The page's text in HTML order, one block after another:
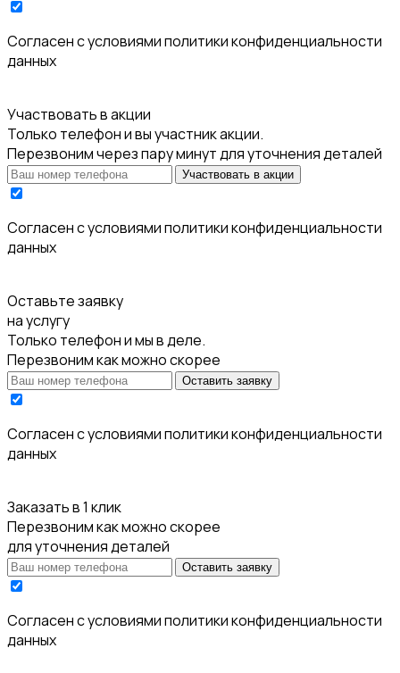
Cогласен с условиямиполитики конфиденциальности
данных
Участвовать в акции
Только телефон и вы участник акции.
Перезвоним через пару минут для уточнения деталей
Участвовать в акции
Cогласен с условиямиполитики конфиденциальности
данных
Оставьте заявку
на услугу
Только телефон и мы в деле.
Перезвоним как можно скорее
Оставить заявку
Cогласен с условиямиполитики конфиденциальности
данных
Заказать в 1 клик
Перезвоним как можно скорее
для уточнения деталей
Оставить заявку
Cогласен с условиямиполитики конфиденциальности
данных